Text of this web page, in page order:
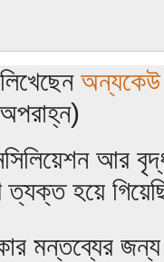
অন্যকেউ
আর
ত্যক্ত হয়ে
মন্তব্যের